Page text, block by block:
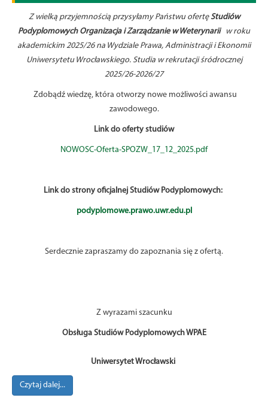
Z wielką przyjemnością przysyłamy Państwu ofertę Studiów
Podyplomowych Organizacja i Zarządzanie w Weterynarii w roku
akademickim 2025/26 na Wydziale Prawa, Administracji i Ekonomii
Uniwersytetu Wrocławskiego. Studia w rekrutacji śródrocznej
2025/26-2026/27
Zdobądź wiedzę, która otworzy nowe możliwości awansu
zawodowego.
Link do oferty studiów
NOWOSC-Oferta-SPOZW_17_12_2025.pdf
Link do strony oficjalnej Studiów Podyplomowych:
podyplomowe.prawo.uwr.edu.pl
Serdecznie zapraszamy do zapoznania się z ofertą.
Z wyrazami szacunku
Obsługa Studiów Podyplomowych WPAE
Uniwersytet Wrocławski
Czytaj dalej...